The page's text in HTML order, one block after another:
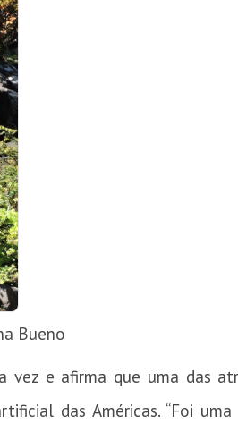
Bueno
vez e afirma que uma das
das Américas. “Foi uma